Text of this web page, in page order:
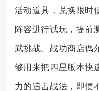
活动道具，兑换限时
阵容进行试玩，提前
武挑战、战功商店偶
够用来把四星版本快
力的追击战法，即便